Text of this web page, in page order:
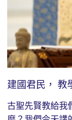
建國君民， 教
古聖先賢教給我